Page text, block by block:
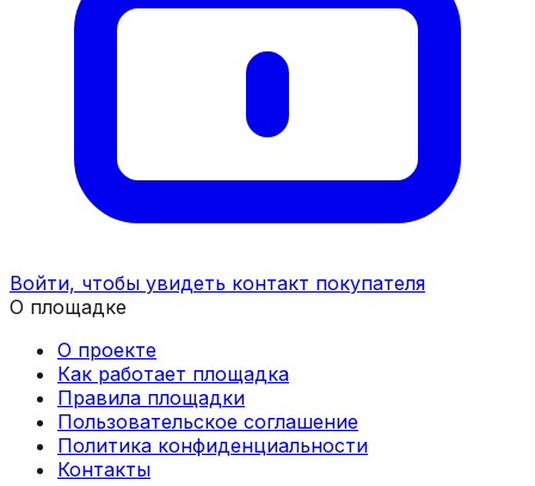
Войти, чтобы увидеть контакт покупателя
О площадке
О проекте
Как работает площадка
Правила площадки
Пользовательское соглашение
Политика конфиденциальности
Контакты